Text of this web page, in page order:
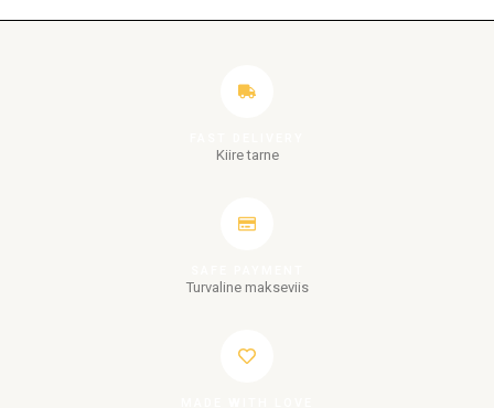
Kiire tarne
Turvaline makseviis